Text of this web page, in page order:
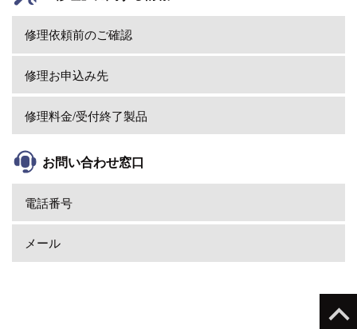
修理依頼前のご確認
修理お申込み先
修理料金/受付終了製品
お問い合わせ窓口
電話番号
メール